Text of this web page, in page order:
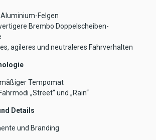
Felgen
Brembo Doppelscheiben-
agileres und neutraleres Fahrverhalten
Tempomat
„Street“ und „Rain“
Details
und Branding